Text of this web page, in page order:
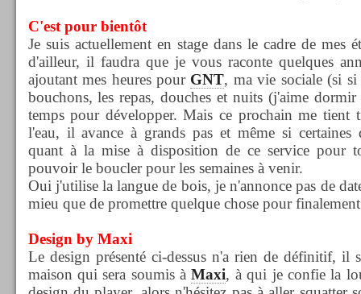
C'est pour bientôt
Je suis actuellement en stage dans le cadre de mes
d'ailleur, il faudra que je vous raconte quelques
ajoutant mes heures pour GNT, ma vie sociale (si
bouchons, les repas, douches et nuits (j'aime
temps pour développer. Mais ce prochain me tient
l'eau, il avance à grands pas et même si certaines
quant à la mise à disposition de ce service pour
pouvoir le boucler pour les semaines à venir.
Oui j'utilise la langue de bois, je n'annonce pas de
mieu que de promettre quelque chose pour
Design by Maxi
Le design présenté ci-dessus n'a rien de définitif, il
maison qui sera soumis àMaxi, à qui je confie la